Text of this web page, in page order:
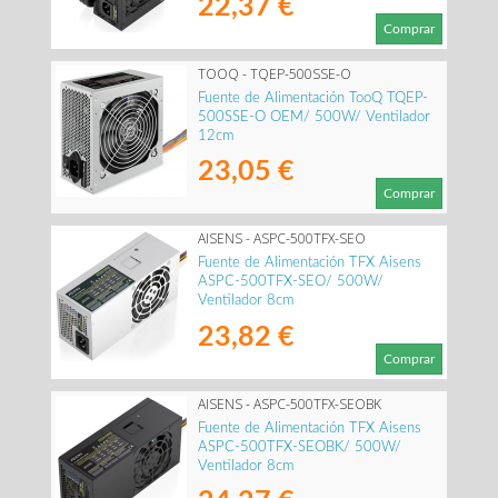
22,37 €
Comprar
TOOQ - TQEP-500SSE-O
Fuente de Alimentación TooQ TQEP-
500SSE-O OEM/ 500W/ Ventilador
12cm
23,05 €
Comprar
AISENS - ASPC-500TFX-SEO
Fuente de Alimentación TFX Aisens
ASPC-500TFX-SEO/ 500W/
Ventilador 8cm
23,82 €
Comprar
AISENS - ASPC-500TFX-SEOBK
Fuente de Alimentación TFX Aisens
ASPC-500TFX-SEOBK/ 500W/
Ventilador 8cm